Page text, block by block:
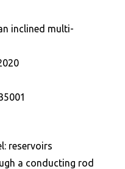
inclined multi-
reservoirs
a conducting rod